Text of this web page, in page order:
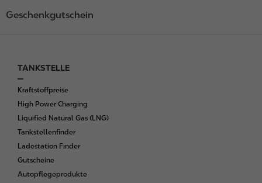
Geschenkgutschein
F
o
o
t
e
r
TANKSTELLE
Kraftstoffpreise
High Power Charging
Liquified Natural Gas (LNG)
Tankstellenfinder
Ladestation Finder
Gutscheine
Autopflegeprodukte